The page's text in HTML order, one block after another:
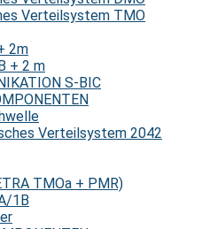
Verteilsystem TMO
2m
+ 2 m
S-BIC
Verteilsystem 2042
TMOa + PMR)
1B